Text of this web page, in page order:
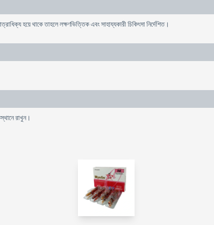
হয়ে থাকে তাহলে লক্ষণভিত্তিক এবং সাহায্যকারী চিকিৎসা নির্দেশিত।
রাখুন।